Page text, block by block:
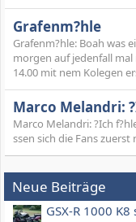
Grafenm?hle
Grafenm?hle: Boah was
morgen auf jedenfall
14.00 mit nem Kolegen
Marco Melandri:
Marco Melandri: ?Ich
ssen sich die Fans
Neue Beiträge
GSX-R 1000